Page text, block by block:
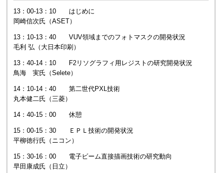
13：00-13：10 はじめに
岡崎信次氏（ASET）
13：10-13：40 VUV領域までのフォトマスクの開発状況
毛利 弘（大日本印刷）
13：40-14：10 F2リソグラフィ用レジストの研究開発状況
鳥海 実氏（Selete）
14：10-14：40 第二世代PXL技術
丸本健二氏（三菱）
14：40-15：00 休憩
15：00-15：30 ＥＰＬ技術の開発状況
平柳徳行氏（ニコン）
15：30-16：00 電子ビーム直接描画技術の研究動向
早田康成氏（日立）